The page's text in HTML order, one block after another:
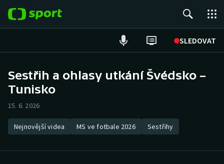
SLEDOVAT
Hokej
Atletika
Sestřih a ohlasy utkání Švédsko –
Tunisko
15. 6. 2026
Nejnovější videa MS ve fotbale 2026 Sestřihy